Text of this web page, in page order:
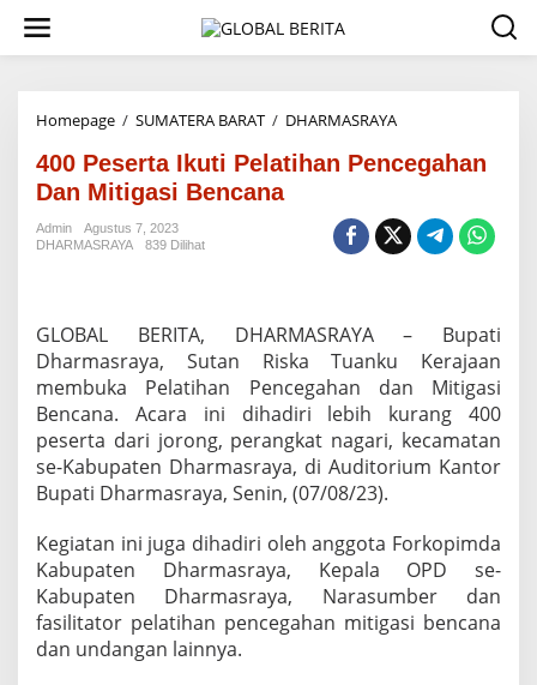
w
Homepage / SUMATERA BARAT / DHARMASRAYA
0
s
e
u
t
i
P
e
i
a
n
400 Peserta Ikuti Pelatihan Pencegahan
Dan Mitigasi Bencana
Admin
Agustus 7, 2023
DHARMASRAYA
839 Dilihat
GLOBAL BERITA, DHARMASRAYA – Bupati
Dharmasraya, Sutan Riska Tuanku Kerajaan
membuka Pelatihan Pencegahan dan Mitigasi
Bencana. Acara ini dihadiri lebih kurang 400
peserta dari jorong, perangkat nagari, kecamatan
se-Kabupaten Dharmasraya, di Auditorium Kantor
Bupati Dharmasraya, Senin, (07/08/23).
Kegiatan ini juga dihadiri oleh anggota Forkopimda
Kabupaten Dharmasraya, Kepala OPD se-
Kabupaten Dharmasraya, Narasumber dan
fasilitator pelatihan pencegahan mitigasi bencana
dan undangan lainnya.